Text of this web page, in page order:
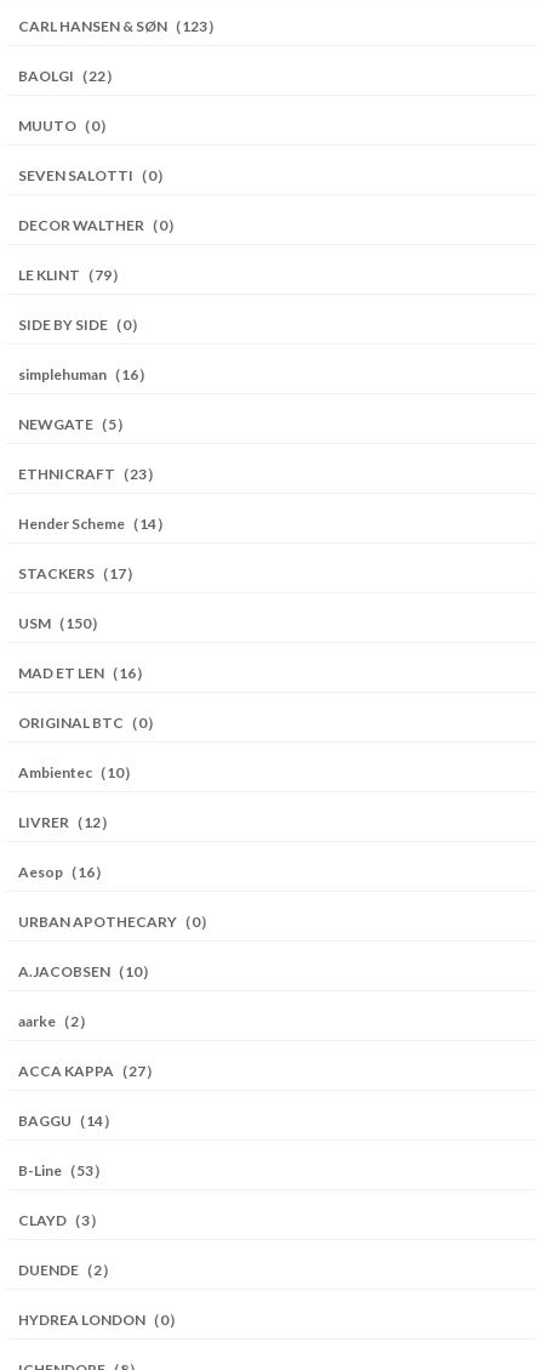
CARL HANSEN & SØN（123）
BAOLGI（22）
MUUTO（0）
SEVEN SALOTTI（0）
DECOR WALTHER（0）
LE KLINT（79）
SIDE BY SIDE（0）
simplehuman（16）
NEWGATE（5）
ETHNICRAFT（23）
Hender Scheme（14）
STACKERS（17）
USM（150）
MAD ET LEN（16）
ORIGINAL BTC（0）
Ambientec（10）
LIVRER（12）
Aesop（16）
URBAN APOTHECARY（0）
A.JACOBSEN（10）
aarke（2）
ACCA KAPPA（27）
BAGGU（14）
B-Line（53）
CLAYD（3）
DUENDE（2）
HYDREA LONDON（0）